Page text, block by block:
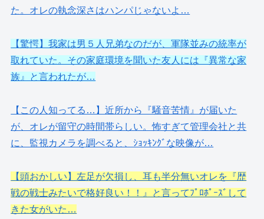
た。オレの執念深さはハンパじゃないよ…
【驚愕】我家は男５人兄弟なのだが、軍隊並みの統率が
取れていた。その家庭環境を聞いた友人には『異常な家
族』と言われたが…
【この人知ってる…】近所から『騒音苦情』が届いた
が、オレが留守の時間帯らしい。怖すぎて管理会社と共
に、監視カメラを調べると、ｼｮｯｷﾝｸﾞな映像が…
【頭おかしい】左足が欠損し、耳も半分無いオレを『歴
戦の戦士みたいで格好良い！！』と言ってﾌﾟﾛﾎﾟｰｽﾞして
きた女がいた…